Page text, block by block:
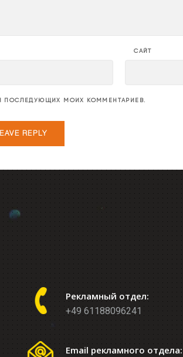
САЙТ
ПОСЛЕДУЮЩИХ МОИХ КОММЕНТАРИЕВ.
Рекламный отдел:
+49 61188096241
Email рекламного отдела: